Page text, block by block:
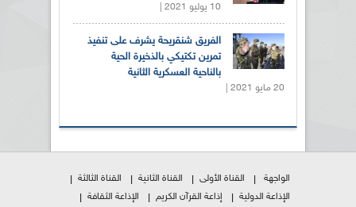
10 يوليو 2021 |
الفريق شنقريحة يشرف على تنفيذ
تمرين تكتيكي بالذخيرة الحية
بالناحية العسكرية الثانية
20 مايو 2021 |
الواجهة القناة الأولى القناة الثانية
القناة الثالثة
الإذاعة الدولية
إذاعة القرآن الكريم الإذاعة الثقافة